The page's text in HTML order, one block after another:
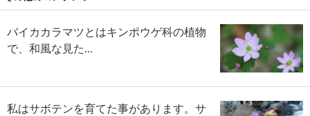
バイカカラマツとはキンポウゲ科の植物
で、和風な見た...
私はサボテンを育てた事があります。サ